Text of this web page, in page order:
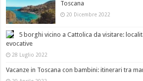
Toscana
20 Dicembre 2022
5 borghi vicino a Cattolica da visitare:
evocative
28 Luglio 2022
Vacanze in Toscana con bambini: itinerari tra